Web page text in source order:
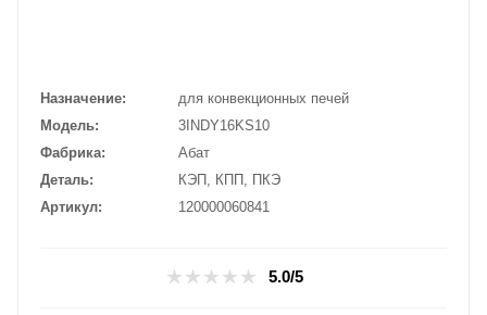
Назначение
для конвекционных печей
Модель
3INDY16KS10
Фабрика
Абат
Деталь
КЭП, КПП, ПКЭ
Артикул
120000060841
5.0/5